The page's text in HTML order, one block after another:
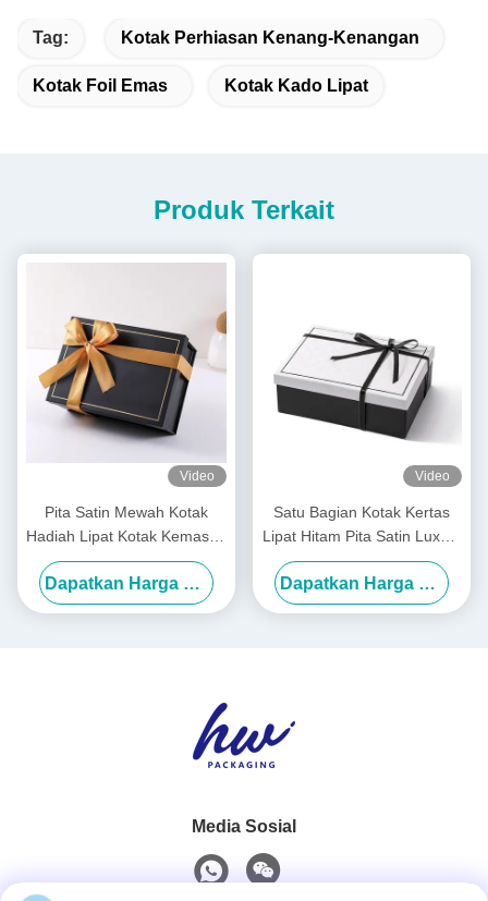
Tag: Kotak Perhiasan Kenang-Kenangan
Kotak Foil Emas Kotak Kado Lipat
Produk Terkait
Video
Pita Satin Mewah Kotak
Hadiah Lipat Kotak Kemasan
yang Dapat Dilipat yang
Sudah Diikat
Dapatkan Harga Terbaik
Video
Satu Bagian Kotak Kertas
Lipat Hitam Pita Satin Luxury
Kotak Lipat Putih
Dapatkan Harga Terbaik
Media Sosial